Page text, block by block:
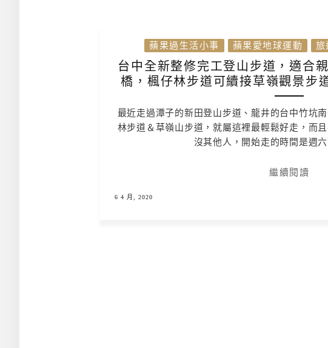
蘋果過生活小事 蘋果愛地球運動 旅
台中全新整修完工登山步道，適合
橋，楓仔林步道可續接草嶺觀景步
最近走過潭子的新田登山步道、龍井的台中竹坑
林步道＆草嶺山步道，就屬這裡最輕鬆好走，而
沒其他人，開始走的時間是週六
繼續閱讀
6 4 月, 2020